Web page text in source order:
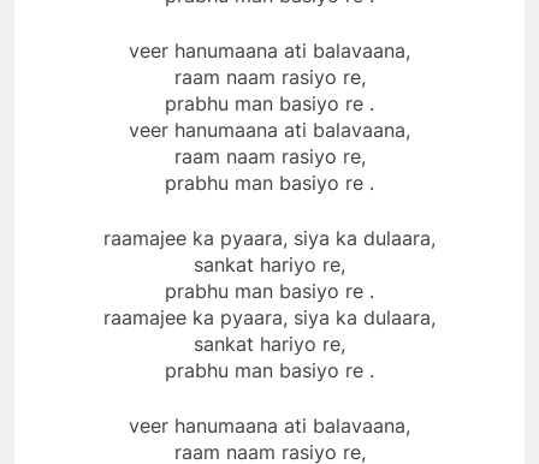
veer hanumaana ati balavaana,
raam naam rasiyo re,
prabhu man basiyo re .
veer hanumaana ati balavaana,
raam naam rasiyo re,
prabhu man basiyo re .
raamajee ka pyaara, siya ka dulaara,
sankat hariyo re,
prabhu man basiyo re .
raamajee ka pyaara, siya ka dulaara,
sankat hariyo re,
prabhu man basiyo re .
veer hanumaana ati balavaana,
raam naam rasiyo re,